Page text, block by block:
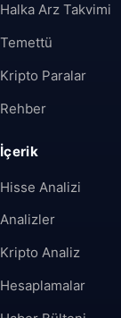
Halka Arz Takvimi
Temettü
Kripto Paralar
Rehber
İçerik
Hisse Analizi
Analizler
Kripto Analiz
Hesaplamalar